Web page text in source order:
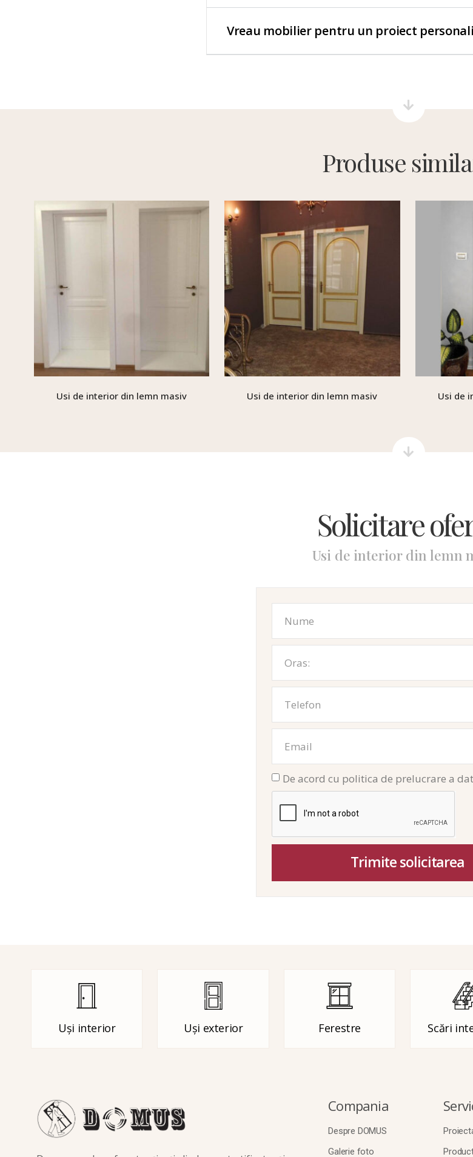
Vreau mobilier pentru un proiect
Produse
Usi de interior din lemn masiv Usi de interior din lemn masiv Usi de
Solicitare
Usi de interior din lemn
De acord cu politica de prelucrare a
Trimite solicitarea
Uși interior Uși exterior Ferestre Scări
Compania
Despre DOMUS
Galerie foto